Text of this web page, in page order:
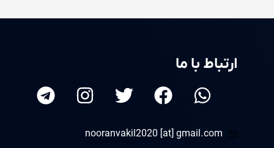
ارتباط با ما
nooranvakil2020 [at] gmail.com